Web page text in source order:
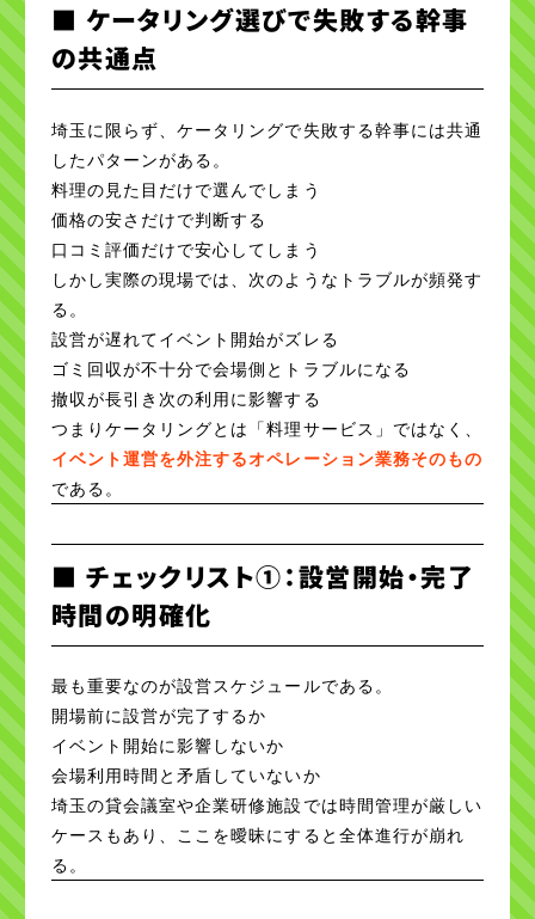
■ ケータリング選びで失敗する幹事
の共通点
埼玉に限らず、ケータリングで失敗する幹事には共通
したパターンがある。
料理の見た目だけで選んでしまう
価格の安さだけで判断する
口コミ評価だけで安心してしまう
しかし実際の現場では、次のようなトラブルが頻発す
る。
設営が遅れてイベント開始がズレる
ゴミ回収が不十分で会場側とトラブルになる
撤収が長引き次の利用に影響する
つまりケータリングとは「料理サービス」ではなく、
イベント運営を外注するオペレーション業務そのもの
である。
■ チェックリスト①：設営開始・完了
時間の明確化
最も重要なのが設営スケジュールである。
開場前に設営が完了するか
イベント開始に影響しないか
会場利用時間と矛盾していないか
埼玉の貸会議室や企業研修施設では時間管理が厳しい
ケースもあり、ここを曖昧にすると全体進行が崩れ
る。